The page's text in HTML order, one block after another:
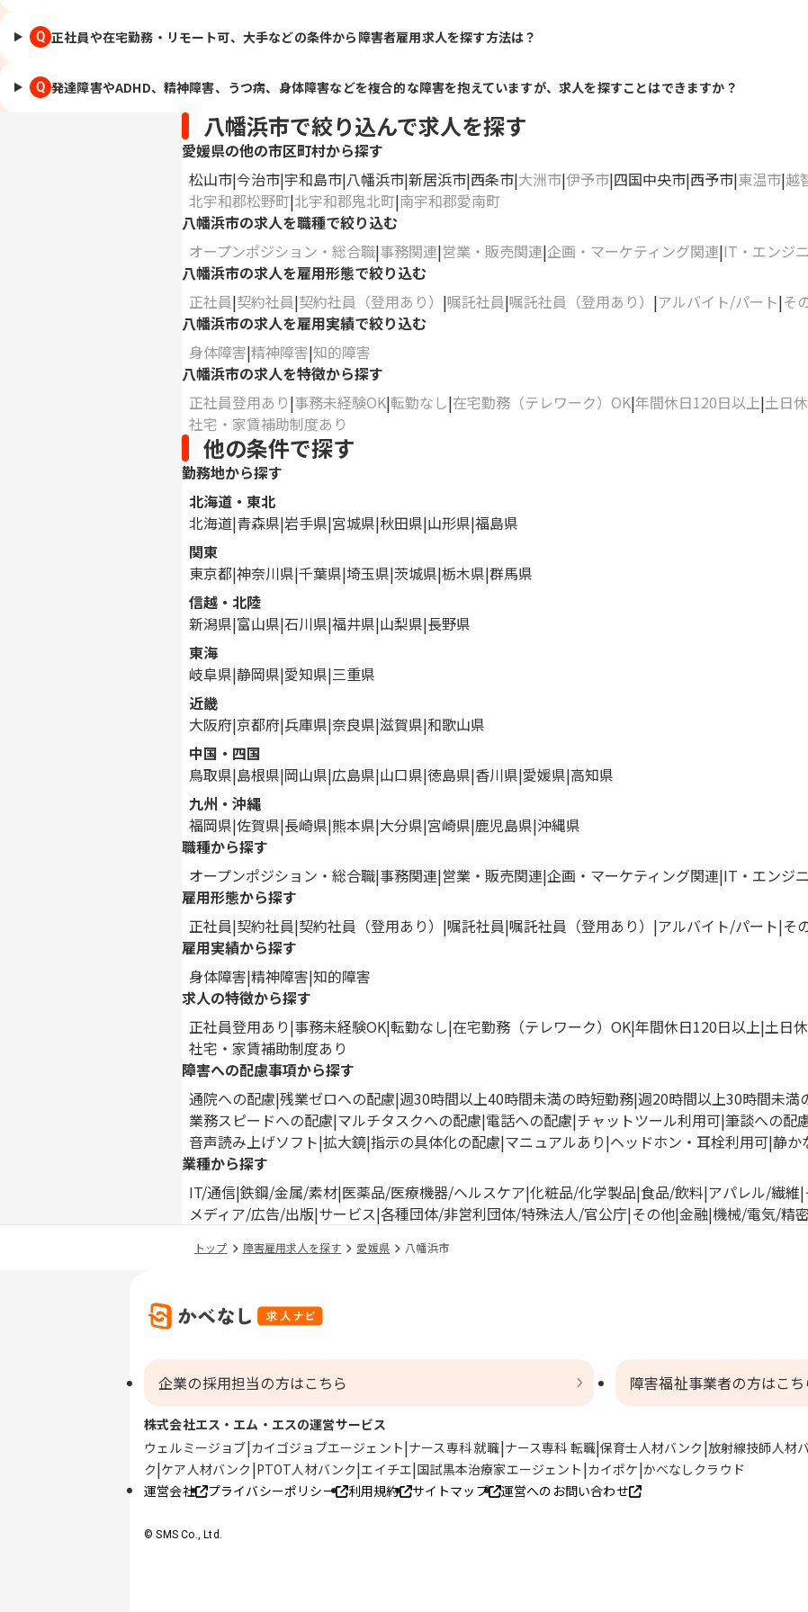
Q 正社員や在宅勤務・リモート可、大手などの条件から障害者雇用求人を探す方法は？
Q 発達障害やADHD、精神障害、うつ病、身体障害などを複合的な障害を抱えていますが、求人を探すことはできますか？
八幡浜市で絞り込んで求人を探す
愛媛県の他の市区町村から探す
松山市 今治市 宇和島市 八幡浜市 新居浜市 西条市 大洲市 伊予市 四国中央市 西予市 東温市 越
北宇和郡松野町 北宇和郡鬼北町 南宇和郡愛南町
八幡浜市の求人を職種で絞り込む
オープンポジション・総合職 事務関連 営業・販売関連 企画・マーケティング関連 IT・エンジ
八幡浜市の求人を雇用形態で絞り込む
正社員 契約社員 契約社員（登用あり） 嘱託社員 嘱託社員（登用あり） アルバイト/パート そ
八幡浜市の求人を雇用実績で絞り込む
身体障害 精神障害 知的障害
八幡浜市の求人を特徴から探す
正社員登用あり 事務未経験OK 転勤なし 在宅勤務（テレワーク）OK 年間休日120日以上 土日
社宅・家賃補助制度あり
他の条件で探す
勤務地から探す
北海道・東北
北海道 青森県 岩手県 宮城県 秋田県 山形県 福島県
関東
東京都 神奈川県 千葉県 埼玉県 茨城県 栃木県 群馬県
信越・北陸
新潟県 富山県 石川県 福井県 山梨県 長野県
東海
岐阜県 静岡県 愛知県 三重県
近畿
大阪府 京都府 兵庫県 奈良県 滋賀県 和歌山県
中国・四国
鳥取県 島根県 岡山県 広島県 山口県 徳島県 香川県 愛媛県 高知県
九州・沖縄
福岡県 佐賀県 長崎県 熊本県 大分県 宮崎県 鹿児島県 沖縄県
職種から探す
オープンポジション・総合職 事務関連 営業・販売関連 企画・マーケティング関連 IT・エンジ
雇用形態から探す
正社員 契約社員 契約社員（登用あり） 嘱託社員 嘱託社員（登用あり） アルバイト/パート そ
雇用実績から探す
身体障害 精神障害 知的障害
求人の特徴から探す
正社員登用あり 事務未経験OK 転勤なし 在宅勤務（テレワーク）OK 年間休日120日以上 土日
社宅・家賃補助制度あり
障害への配慮事項から探す
通院への配慮 残業ゼロへの配慮 週30時間以上40時間未満の時短勤務 週20時間以上30時間未満
業務スピードへの配慮 マルチタスクへの配慮 電話への配慮 チャットツール利用可 筆談への配
音声読み上げソフト 拡大鏡 指示の具体化の配慮 マニュアルあり ヘッドホン・耳栓利用可 静か
業種から探す
IT/通信 鉄鋼/金属/素材 医薬品/医療機器/ヘルスケア 化粧品/化学製品 食品/飲料 アパレル/繊維
メディア/広告/出版 サービス 各種団体/非営利団体/特殊法人/官公庁 その他 金融 機械/電気/精
トップ 障害雇用求人を探す 愛媛県 八幡浜市
企業の採用担当の方はこちら 障害福祉事業者の方はこち
株式会社エス・エム・エスの運営サービス
ウェルミージョブ カイゴジョブエージェント ナース専科 就職 ナース専科 転職 保育士人材バンク 放射線技師人材
ク ケア人材バンク PTOT人材バンク エイチエ 国試黒本治療家エージェント カイポケ かべなしクラウド
運営会社
プライバシーポリシー 利用規約 サイトマップ 運営へのお問い合わせ
© SMS Co., Ltd.